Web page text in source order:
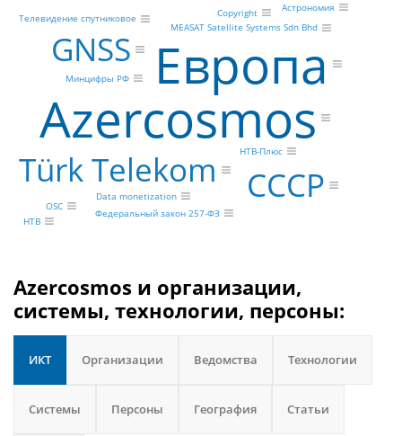
Azercosmos
Европа
Türk Telekom
GNSS
СССР
НТВ-Плюс
MEASAT Satellite Systems Sdn Bhd
OSC
Минцифры РФ
Астрономия
Data monetization
Телевидение спутниковое
Федеральный закон 257-ФЗ
Copyright
НТВ
Azercosmos и организации,
системы, технологии, персоны:
ИКТ Организации Ведомства Технологии
Системы Персоны География Статьи